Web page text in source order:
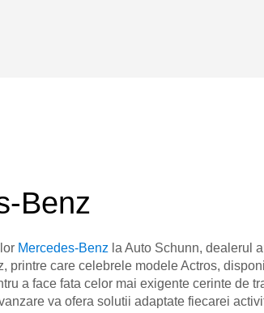
Benz
Mercedes-Benz la Auto Schunn, dealerul
printre care celebrele modele Actros,
a face fata celor mai exigente cerinte de
va ofera solutii adaptate fiecarei